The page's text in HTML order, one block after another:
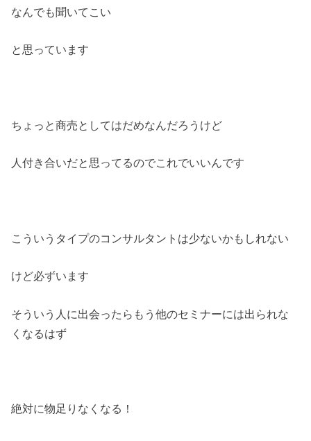
なんでも聞いてこい
と思っています
ちょっと商売としてはだめなんだろうけど
人付き合いだと思ってるのでこれでいいんです
こういうタイプのコンサルタントは少ないかもしれない
けど必ずいます
そういう人に出会ったらもう他のセミナーには出られな
くなるはず
絶対に物足りなくなる！